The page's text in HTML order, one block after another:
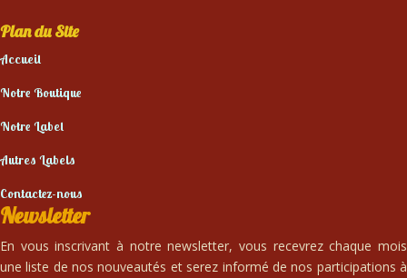
Plan du Site
Accueil
Notre Boutique
Notre Label
Autres Labels
Contactez-nous
Newsletter
En vous inscrivant à notre newsletter, vous recevrez chaque mois
une liste de nos nouveautés et serez informé de nos participations à